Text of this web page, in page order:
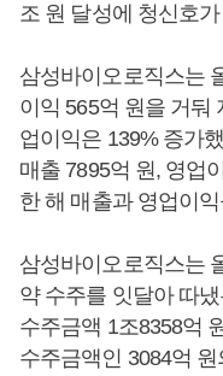
조 원 달성에 청신호
삼성바이오로직스는
이익 565억 원을 거둬
업이익은 139% 증가
매출 7895억 원, 영업
한 해 매출과 영업이
삼성바이오로직스는
약 수주를 잇달아 따
수주금액 1조8358억
수주금액인 3084억